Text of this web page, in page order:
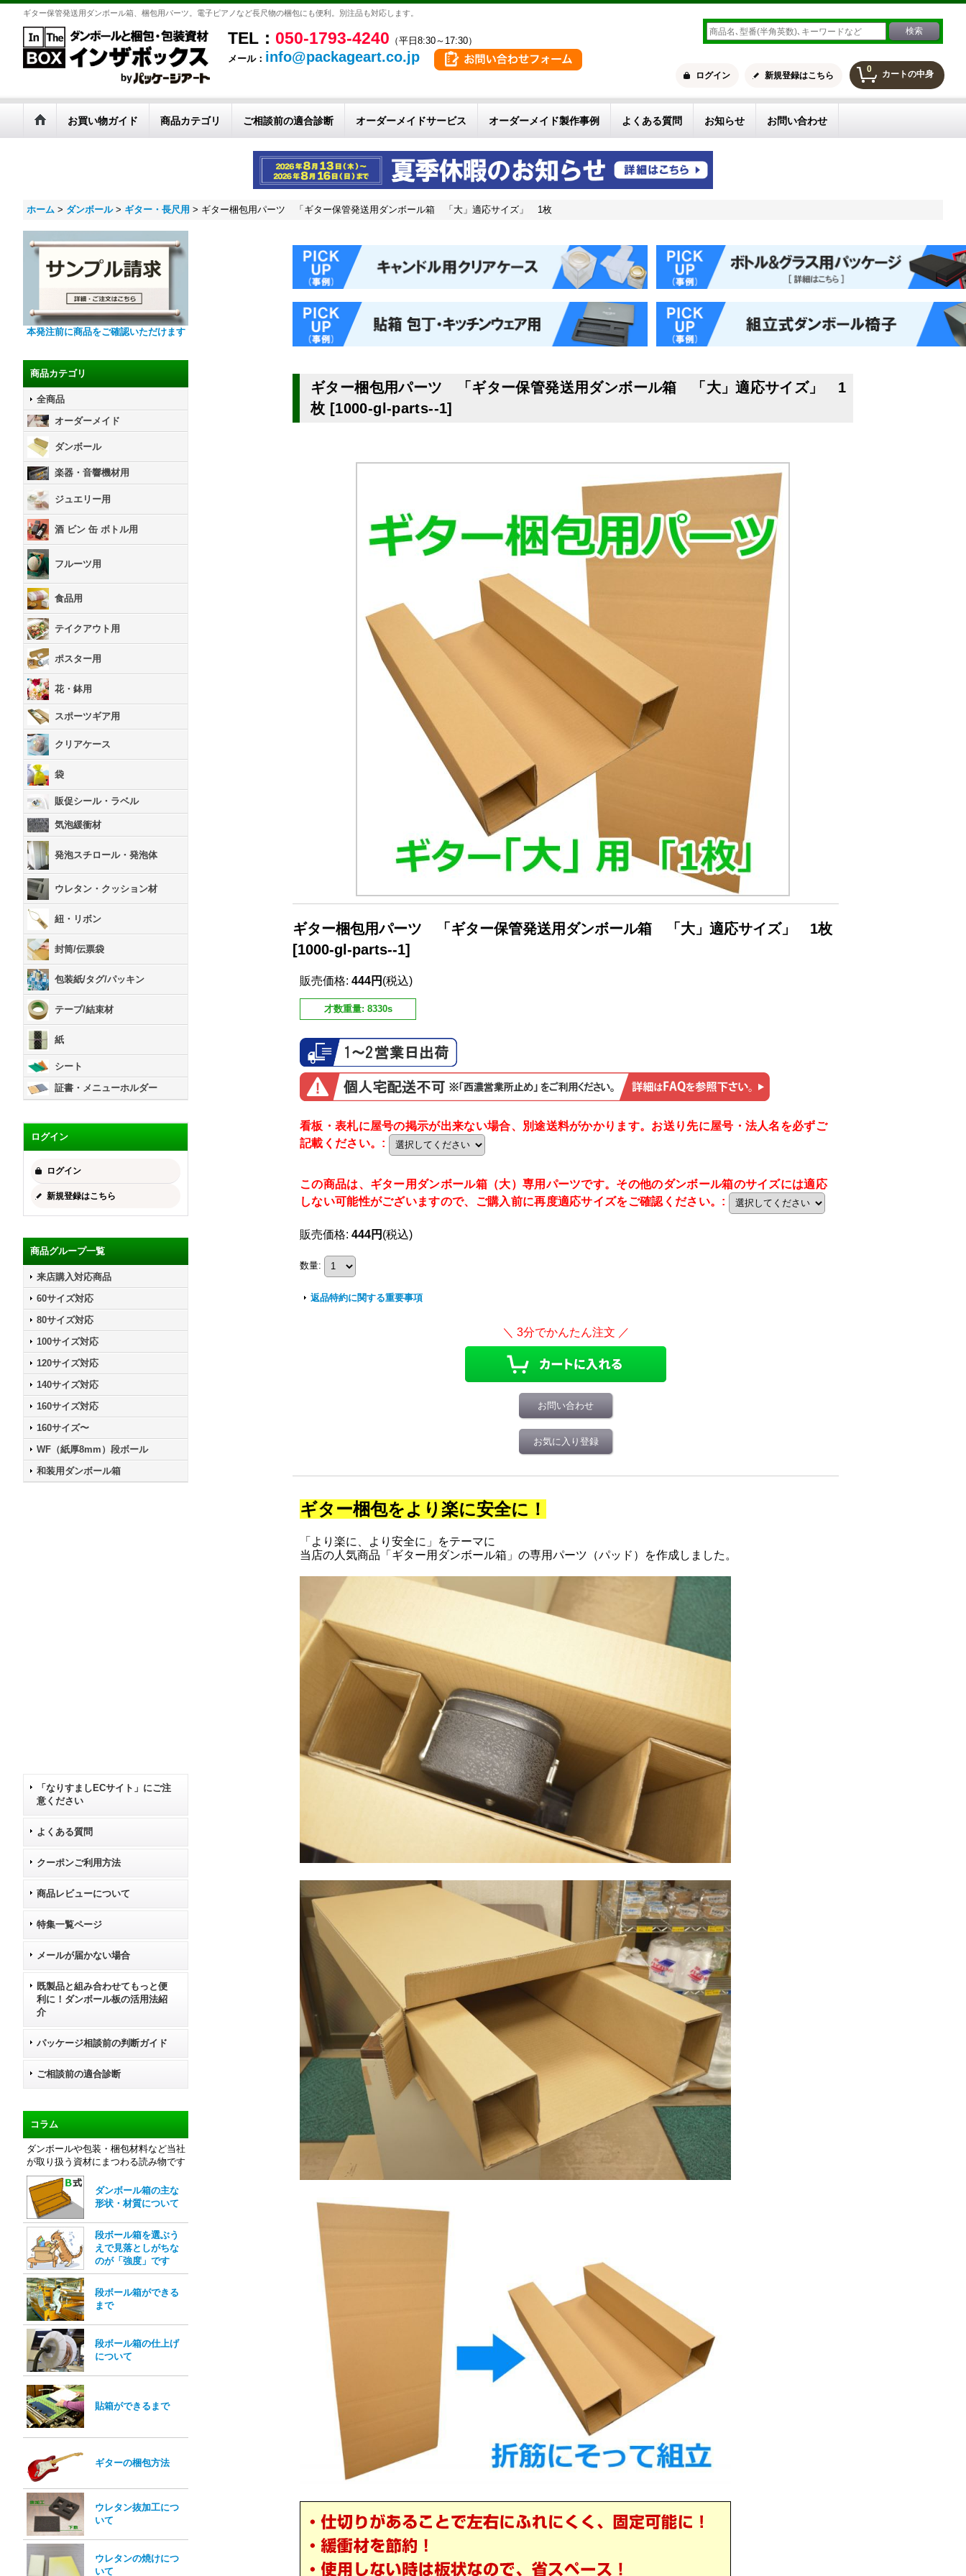
ギター保管発送用ダンボール箱、梱包用パーツ。電子ピアノなど長尺物の梱包にも便利。別注品も対応します。
TEL： 050-1793-4240 （平日8:30～17:30）
メール： info@packageart.co.jp
0 カートの中身
ログイン 新規登録はこちら
お買い物ガイド 商品カテゴリ ご相談前の適合診断 オーダーメイドサービス オーダーメイド製作事例 よくある質問 お知らせ お問い合わせ
ホーム > ダンボール > ギター・長尺用 > ギター梱包用パーツ 「ギター保管発送用ダンボール箱 「大」適応サイズ」 1枚
本発注前に商品をご確認いただけます
商品カテゴリ
全商品
オーダーメイド
ダンボール
楽器・音響機材用
ジュエリー用
酒 ビン 缶 ボトル用
フルーツ用
食品用
テイクアウト用
ポスター用
花・鉢用
スポーツギア用
クリアケース
袋
販促シール・ラベル
気泡緩衝材
発泡スチロール・発泡体
ウレタン・クッション材
紐・リボン
封筒/伝票袋
包装紙/タグ/パッキン
テープ/結束材
紙
シート
証書・メニューホルダー
ログイン
ログイン
新規登録はこちら
商品グループ一覧
来店購入対応商品
60サイズ対応
80サイズ対応
100サイズ対応
120サイズ対応
140サイズ対応
160サイズ対応
160サイズ〜
WF（紙厚8mm）段ボール
和装用ダンボール箱
「なりすましECサイト」にご注
意ください
よくある質問
クーポンご利用方法
商品レビューについて
特集一覧ページ
メールが届かない場合
既製品と組み合わせてもっと便
利に！ダンボール板の活用法紹
介
パッケージ相談前の判断ガイド
ご相談前の適合診断
コラム
ダンボールや包装・梱包材料など当社
が取り扱う資材にまつわる読み物です
ダンボール箱の主な
形状・材質について
段ボール箱を選ぶう
えで見落としがちな
のが「強度」です
段ボール箱ができる
まで
段ボール箱の仕上げ
について
貼箱ができるまで
ギターの梱包方法
ウレタン抜加工につ
いて
ウレタンの焼けにつ
いて
ギター梱包用パーツ 「ギター保管発送用ダンボール箱 「大」適応サイズ」 1
枚 [1000-gl-parts--1]
ギター梱包用パーツ 「ギター保管発送用ダンボール箱 「大」適応サイズ」 1枚
[1000-gl-parts--1]
販売価格: 444円 (税込)
才数重量: 8330s
看板・表札に屋号の掲示が出来ない場合、別途送料がかかります。お送り先に屋号・法人名を必ずご
記載ください。 :
この商品は、ギター用ダンボール箱（大）専用パーツです。その他のダンボール箱のサイズには適応
しない可能性がございますので、ご購入前に再度適応サイズをご確認ください。 :
販売価格: 444円 (税込)
数量:
返品特約に関する重要事項
お問い合わせ
お気に入り登録
ギター梱包をより楽に安全に！
「より楽に、より安全に」をテーマに
当店の人気商品「ギター用ダンボール箱」の専用パーツ（パッド）を作成しました。